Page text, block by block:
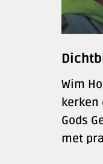
Wim
kerken
Gods
met